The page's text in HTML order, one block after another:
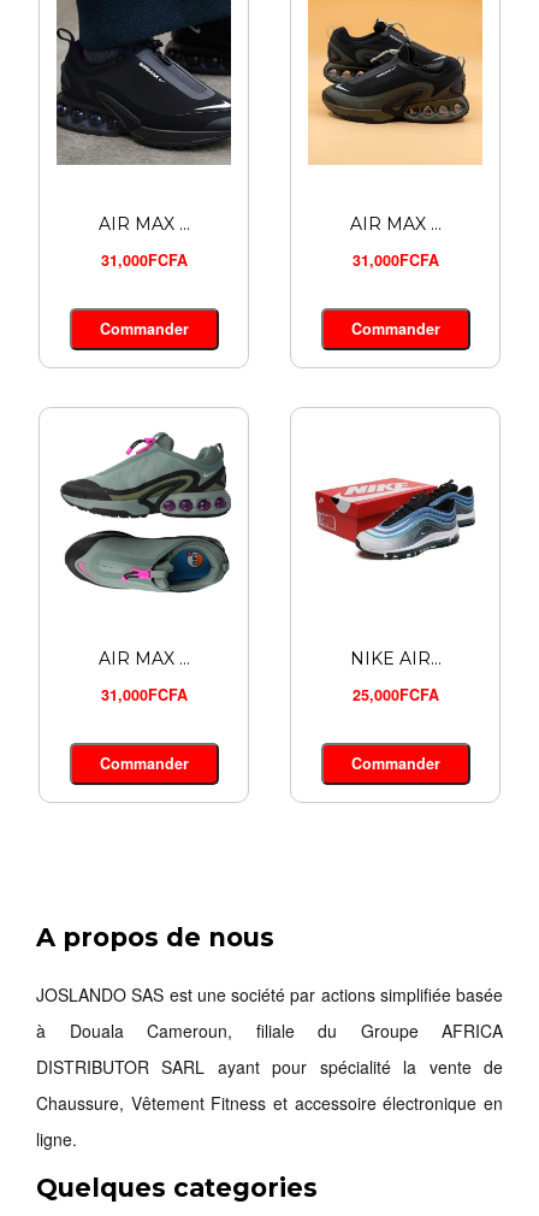
AIR MAX ...
31,000FCFA
Commander
AIR MAX ...
31,000FCFA
Commander
AIR MAX ...
31,000FCFA
Commander
NIKE AIR...
25,000FCFA
Commander
A propos de nous
JOSLANDO SAS est une société par actions simplifiée basée
à Douala Cameroun, filiale du Groupe AFRICA
DISTRIBUTOR SARL ayant pour spécialité la vente de
Chaussure, Vêtement Fitness et accessoire électronique en
ligne.
Quelques categories